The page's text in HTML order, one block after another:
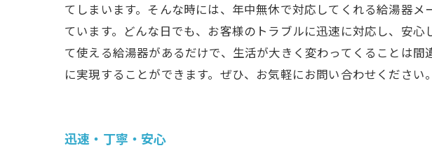
てしまいます。そんな時には、年中無休で対応してくれる給湯器
ています。どんな日でも、お客様のトラブルに迅速に対応し、安
て使える給湯器があるだけで、生活が大きく変わってくることは
に実現することができます。ぜひ、お気軽にお問い合わせください。
迅速・丁寧・安心